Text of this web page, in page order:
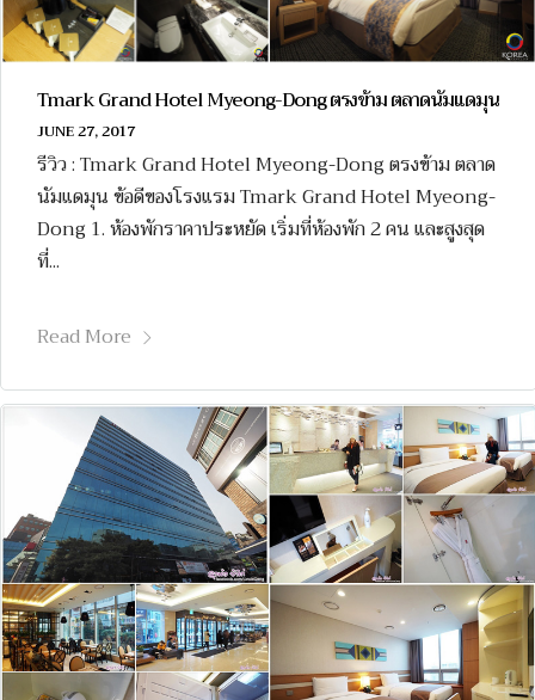
Tmark Grand Hotel Myeong-Dong ตรงข้าม ตลาดนัมแดมุน
JUNE 27, 2017
รีวิว : Tmark Grand Hotel Myeong-Dong ตรงข้าม ตลาด
นัมแดมุน ข้อดีของโรงแรม Tmark Grand Hotel Myeong-
Dong 1. ห้องพักราคาประหยัด เริ่มที่ห้องพัก 2 คน และสูงสุด
ที่...
Read More